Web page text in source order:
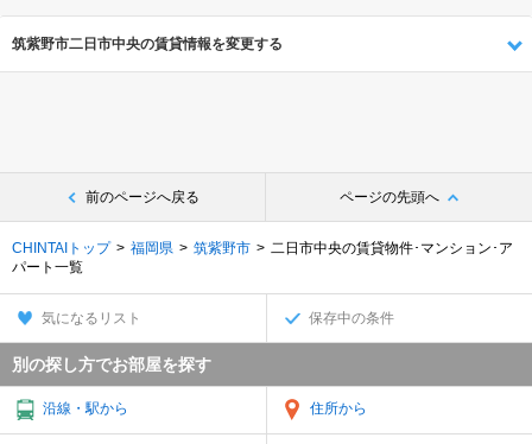
筑紫野市二日市中央の賃貸情報を変更する
前のページへ戻る ページの先頭へ
CHINTAIトップ 福岡県 筑紫野市
二日市中央の賃貸物件･マンション･ア
パート一覧
気になるリスト 保存中の条件
別の探し方でお部屋を探す
沿線・駅から 住所から